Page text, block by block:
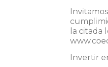
la citada
Invertir